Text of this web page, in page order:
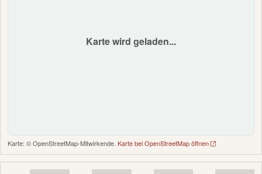
Karte wird geladen...
Karte: © OpenStreetMap-Mitwirkende. Karte bei OpenStreetMap öffnen